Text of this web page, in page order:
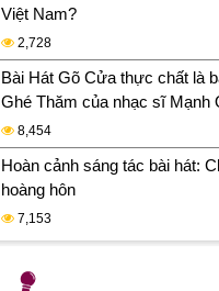
Việt Nam?
2,728
Bài Hát Gõ Cửa thực chất là
Ghé Thăm của nhạc sĩ Mạnh
8,454
Hoàn cảnh sáng tác bài hát:
hoàng hôn
7,153